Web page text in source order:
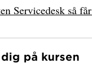
Servicedesk så
på kursen